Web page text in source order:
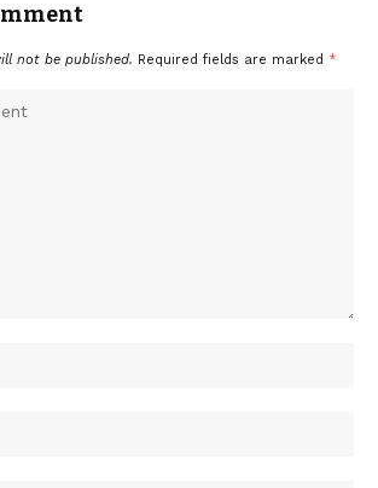
not be published. Required fields are marked *